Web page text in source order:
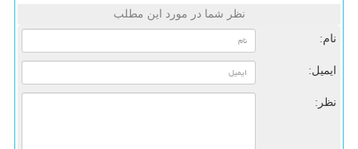
نظر شما در مورد این مطلب
نام:
ایمیل:
نظر: